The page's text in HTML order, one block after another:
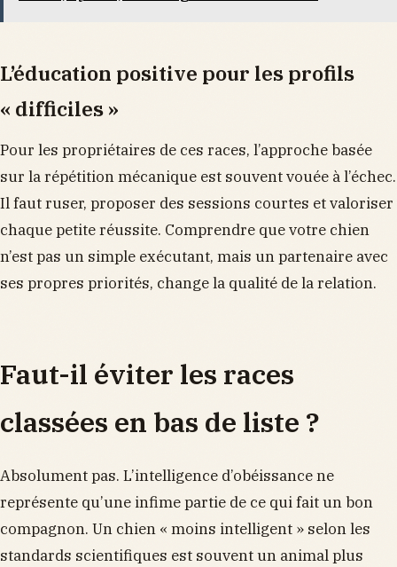
L’éducation positive pour les profils
« difficiles »
Pour les propriétaires de ces races, l’approche basée
sur la répétition mécanique est souvent vouée à l’échec.
Il faut ruser, proposer des sessions courtes et valoriser
chaque petite réussite. Comprendre que votre chien
n’est pas un simple exécutant, mais un partenaire avec
ses propres priorités, change la qualité de la relation.
Faut-il éviter les races
classées en bas de liste ?
Absolument pas. L’intelligence d’obéissance ne
représente qu’une infime partie de ce qui fait un bon
compagnon. Un chien « moins intelligent » selon les
standards scientifiques est souvent un animal plus